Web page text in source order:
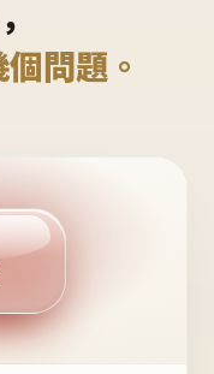
問題。
流量